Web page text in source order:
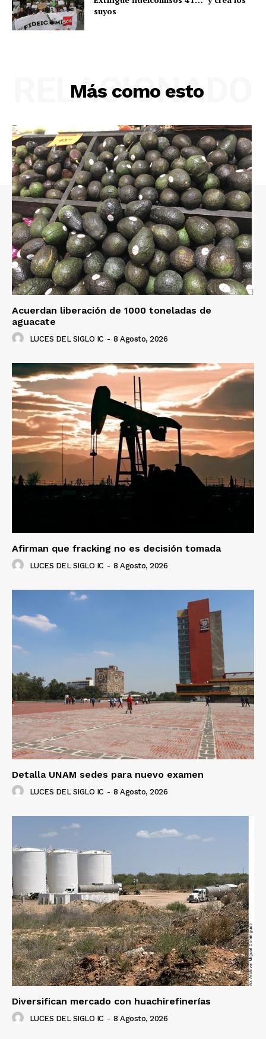
suyos
Más como esto
RELACIONADO
Acuerdan liberación de 1000 toneladas de
aguacate
LUCES DEL SIGLO IC - 8 Agosto, 2026
Afirman que fracking no es decisión tomada
LUCES DEL SIGLO IC - 8 Agosto, 2026
Detalla UNAM sedes para nuevo examen
LUCES DEL SIGLO IC - 8 Agosto, 2026
Diversifican mercado con huachirefinerías
LUCES DEL SIGLO IC - 8 Agosto, 2026